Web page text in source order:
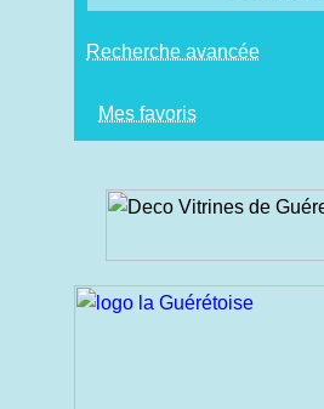
Recherche avancée
Mes favoris